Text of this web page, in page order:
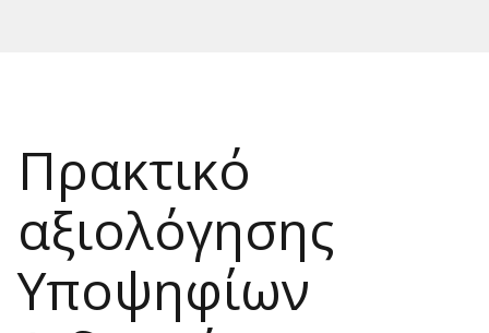
Πρακτικό
αξιολόγησης
Υποψηφίων